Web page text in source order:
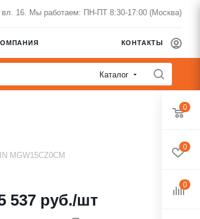
вл. 16. Мы работаем: ПН-ПТ 8:30-17:00 (Москва)
КОНТАКТЫ
Каталог
MGW15CZ0CM
537 руб./шт
0
0
0